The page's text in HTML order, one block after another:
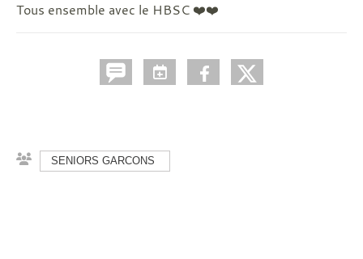
Tous ensemble avec le HBSC ❤️❤️
SENIORS GARCONS